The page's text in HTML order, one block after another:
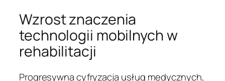
Wzrost znaczenia
technologii mobilnych w
rehabilitacji
Progresywna cyfryzacja usług medycznych,